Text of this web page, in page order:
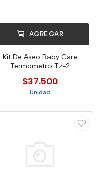
AGREGAR
Kit De Aseo Baby Care
Termometro Tz-2
$37.500
Unidad